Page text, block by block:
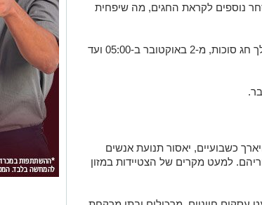
נוספים לקראת החגים, מה שיפחית
השלב השני של ההגבלות צפוי לחול במהלך חג סוכות, מ-2 באוקטובר ב-05:00 ועד
כשבועיים, יאסור תנועת אנשים
ממקום מגוריהם. למעט מקרים של הצטיידות במזון